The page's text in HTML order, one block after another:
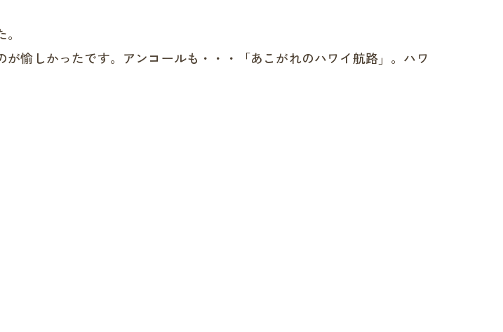
愉しかったです。アンコールも・・・「あこがれのハワイ航路」。ハワ